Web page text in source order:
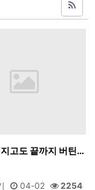
고도 끝까지 버틴…
04-02 2254